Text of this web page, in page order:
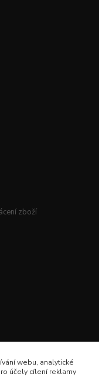
zboží
webu, analytické
účely cílení reklamy